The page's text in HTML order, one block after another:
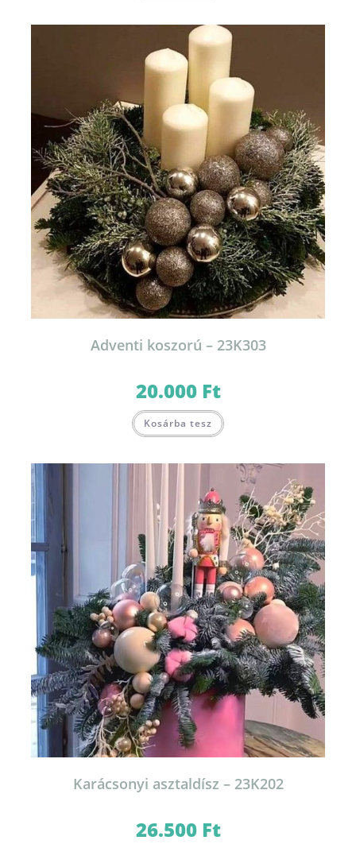
Adventi koszorú – 23K303
20.000 Ft
Kosárba tesz
Karácsonyi asztaldísz – 23K202
26.500 Ft